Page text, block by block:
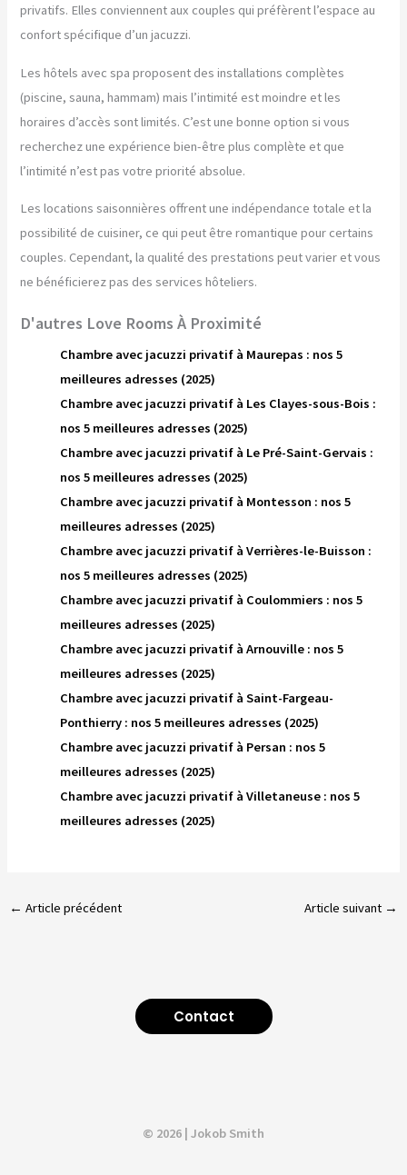
privatifs. Elles conviennent aux couples qui préfèrent l’espace au
confort spécifique d’un jacuzzi.
Les hôtels avec spa proposent des installations complètes
(piscine, sauna, hammam) mais l’intimité est moindre et les
horaires d’accès sont limités. C’est une bonne option si vous
recherchez une expérience bien-être plus complète et que
l’intimité n’est pas votre priorité absolue.
Les locations saisonnières offrent une indépendance totale et la
possibilité de cuisiner, ce qui peut être romantique pour certains
couples. Cependant, la qualité des prestations peut varier et vous
ne bénéficierez pas des services hôteliers.
D'autres Love Rooms À Proximité
Chambre avec jacuzzi privatif à Maurepas : nos 5
meilleures adresses (2025)
Chambre avec jacuzzi privatif à Les Clayes-sous-Bois :
nos 5 meilleures adresses (2025)
Chambre avec jacuzzi privatif à Le Pré-Saint-Gervais :
nos 5 meilleures adresses (2025)
Chambre avec jacuzzi privatif à Montesson : nos 5
meilleures adresses (2025)
Chambre avec jacuzzi privatif à Verrières-le-Buisson :
nos 5 meilleures adresses (2025)
Chambre avec jacuzzi privatif à Coulommiers : nos 5
meilleures adresses (2025)
Chambre avec jacuzzi privatif à Arnouville : nos 5
meilleures adresses (2025)
Chambre avec jacuzzi privatif à Saint-Fargeau-
Ponthierry : nos 5 meilleures adresses (2025)
Chambre avec jacuzzi privatif à Persan : nos 5
meilleures adresses (2025)
Chambre avec jacuzzi privatif à Villetaneuse : nos 5
meilleures adresses (2025)
← Article précédent Article suivant →
Contact
© 2026 | Jokob Smith